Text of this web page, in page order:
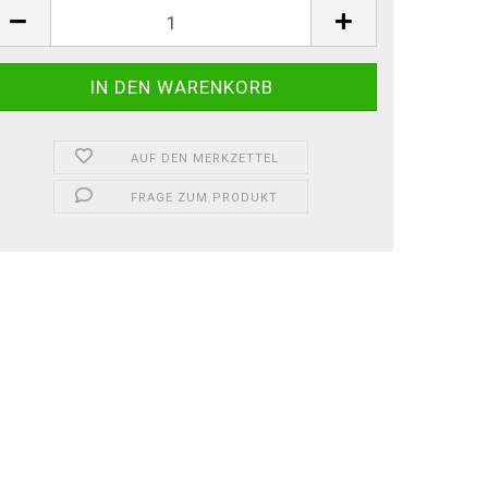
AUF DEN MERKZETTEL
FRAGE ZUM PRODUKT